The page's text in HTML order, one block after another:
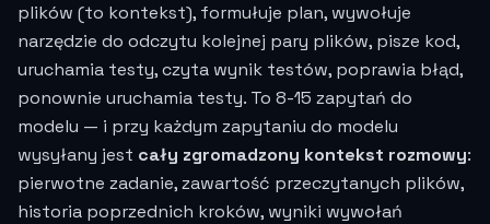
plików (to kontekst), formułuje plan, wywołuje
narzędzie do odczytu kolejnej pary plików, pisze kod,
uruchamia testy, czyta wynik testów, poprawia błąd,
ponownie uruchamia testy. To 8-15 zapytań do
modelu — i przy każdym zapytaniu do modelu
wysyłany jest cały zgromadzony kontekst rozmowy:
pierwotne zadanie, zawartość przeczytanych plików,
historia poprzednich kroków, wyniki wywołań